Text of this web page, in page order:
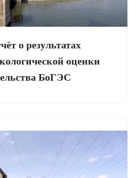
о результатах
оценки
БоГЭС